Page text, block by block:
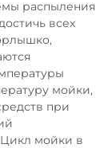
распыления
всех
мойки,
при
Цикл мойки в